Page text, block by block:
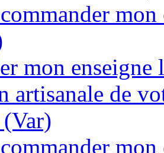
mon
artisanale de